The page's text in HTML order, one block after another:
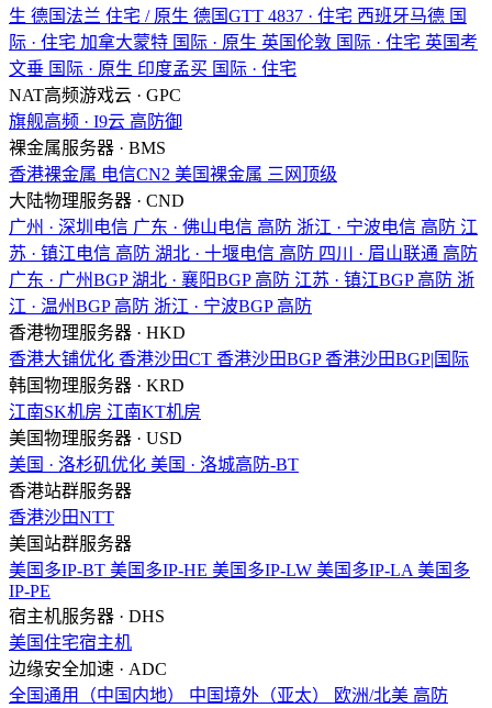
生 德国法兰 住宅 / 原生 德国GTT 4837 · 住宅 西班牙马德 国
际 · 住宅 加拿大蒙特 国际 · 原生 英国伦敦 国际 · 住宅 英国考
文垂 国际 · 原生 印度孟买 国际 · 住宅
NAT高频游戏云 · GPC
旗舰高频 · I9云 高防御
裸金属服务器 · BMS
香港裸金属 电信CN2 美国裸金属 三网顶级
大陆物理服务器 · CND
广州 · 深圳电信 广东 · 佛山电信 高防 浙江 · 宁波电信 高防 江
苏 · 镇江电信 高防 湖北 · 十堰电信 高防 四川 · 眉山联通 高防
广东 · 广州BGP 湖北 · 襄阳BGP 高防 江苏 · 镇江BGP 高防 浙
江 · 温州BGP 高防 浙江 · 宁波BGP 高防
香港物理服务器 · HKD
香港大铺优化 香港沙田CT 香港沙田BGP 香港沙田BGP|国际
韩国物理服务器 · KRD
江南SK机房 江南KT机房
美国物理服务器 · USD
美国 · 洛杉矶优化 美国 · 洛城高防-BT
香港站群服务器
香港沙田NTT
美国站群服务器
美国多IP-BT 美国多IP-HE 美国多IP-LW 美国多IP-LA 美国多
IP-PE
宿主机服务器 · DHS
美国住宅宿主机
边缘安全加速 · ADC
全国通用（中国内地）
中国境外（亚太） 欧洲/北美 高防